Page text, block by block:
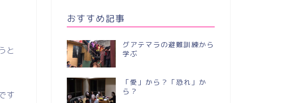
と
す
おすすめ記事
グアテマラの避難訓練から
学ぶ
「愛」から？「恐れ」か
ら？